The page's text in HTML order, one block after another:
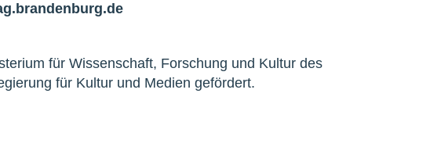
für Wissenschaft, Forschung und Kultur des
für Kultur und Medien gefördert.